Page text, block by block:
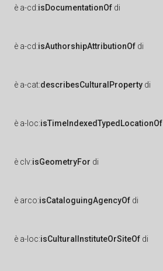
è a-cd:isDocumentationOf di
è a-cd:isAuthorshipAttributionOf di
è a-cat:describesCulturalProperty di
è a-loc:isTimeIndexedTypedLocationOf
è clv:isGeometryFor di
è arco:isCataloguingAgencyOf di
è a-loc:isCulturalInstituteOrSiteOf di